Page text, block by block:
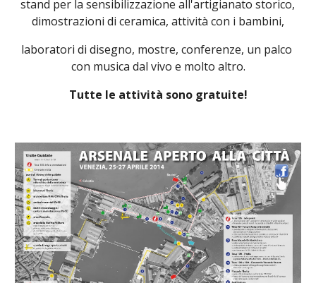
stand per la sensibilizzazione all'artigianato storico,
dimostrazioni di ceramica, attività con i bambini,
laboratori di disegno, mostre, conferenze, un palco
con musica dal vivo e molto altro.
Tutte le attività sono gratuite!